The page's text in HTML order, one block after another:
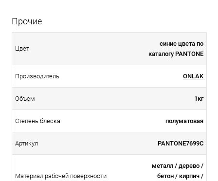
Прочие
Цвет
синие цвета по
каталогу PANTONE
Производитель ONLAK
Объем 1кг
Степень блеска полуматовая
Артикул PANTONE7699C
Материал рабочей поверхности
металл / дерево /
бетон / кирпич /